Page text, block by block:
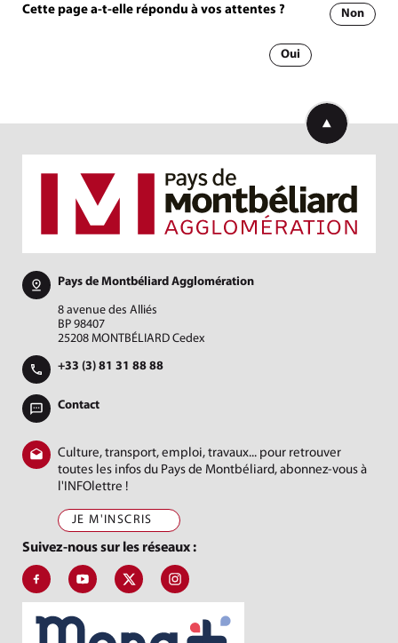
Cette page a-t-elle répondu à vos attentes ? Non
Oui
Retourner en
Pays de Montbéliard Agglomération
8 avenue des Alliés
BP 98407
25208 MONTBÉLIARD Cedex
+33 (3) 81 31 88 88
Contact
Culture, transport, emploi, travaux... pour retrouver
toutes les infos du Pays de Montbéliard, abonnez-vous à
l'INFOlettre !
JE M'INSCRIS
Suivez-nous sur les réseaux :
Suivez-nous sur Facebook, J'aime le Pays de Montbéliard
Suivez-nous sur Youtube, Pays de Montbéliard
Suivez-nous sur X, Pays de Montbéliard
Suivez-nous sur Instagram, Pays de